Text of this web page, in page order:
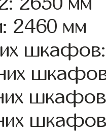
2460 мм